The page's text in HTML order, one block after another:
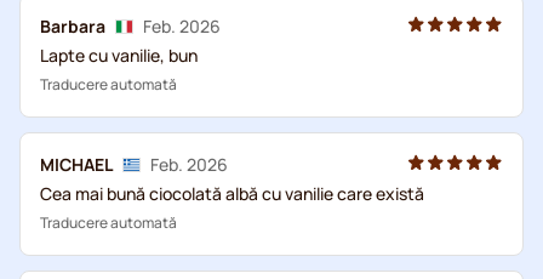
Barbara
Feb. 2026
Lapte cu vanilie, bun
Traducere automată
MICHAEL
Feb. 2026
Cea mai bună ciocolată albă cu vanilie care există
Traducere automată